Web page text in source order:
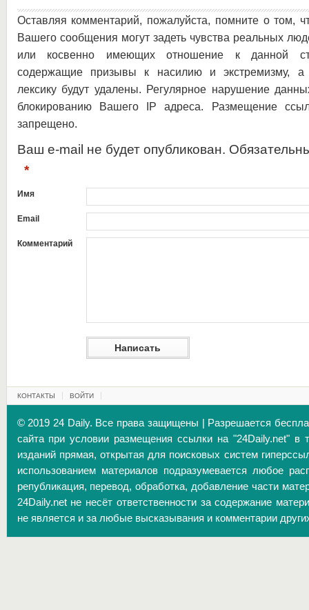
Оставляя комментарий, пожалуйста, помните о том,
Вашего сообщения могут задеть чувства реальных
или косвенно имеющих отношение к данной
содержащие призывы к насилию и экстремизму, а
лексику будут удалены. Регулярное нарушение
блокированию Вашего IP адреса. Размещение
запрещено.
Ваш e-mail не будет опубликован.
*
Имя
Email
Комментарий
КОНТАКТЫ ВОЙТИ
© 2019 24 Daily. Все права защищены | Разрешается
сайта при условии размещения ссылки на "24Daily.net" в
изданий прямая, открытая для поисковых систем
использованием материалов подразумевается любое
републикация, перевод, обработка, добавление части
24Daily.net не несёт ответственности за содержание
не является и за любые высказывания и комментарии